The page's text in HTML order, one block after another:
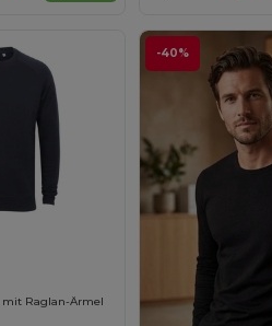
Raglan-Ärmel
-40%